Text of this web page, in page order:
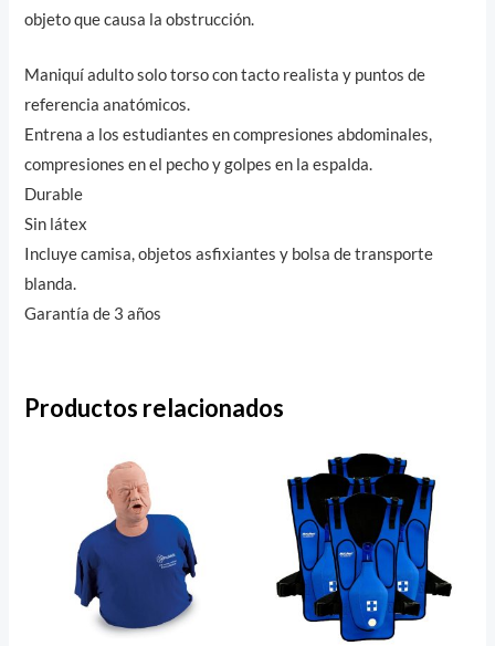
objeto que causa la obstrucción.
Maniquí adulto solo torso con tacto realista y puntos de
referencia anatómicos.
Entrena a los estudiantes en compresiones abdominales,
compresiones en el pecho y golpes en la espalda.
Durable
Sin látex
Incluye camisa, objetos asfixiantes y bolsa de transporte
blanda.
Garantía de 3 años
Productos relacionados